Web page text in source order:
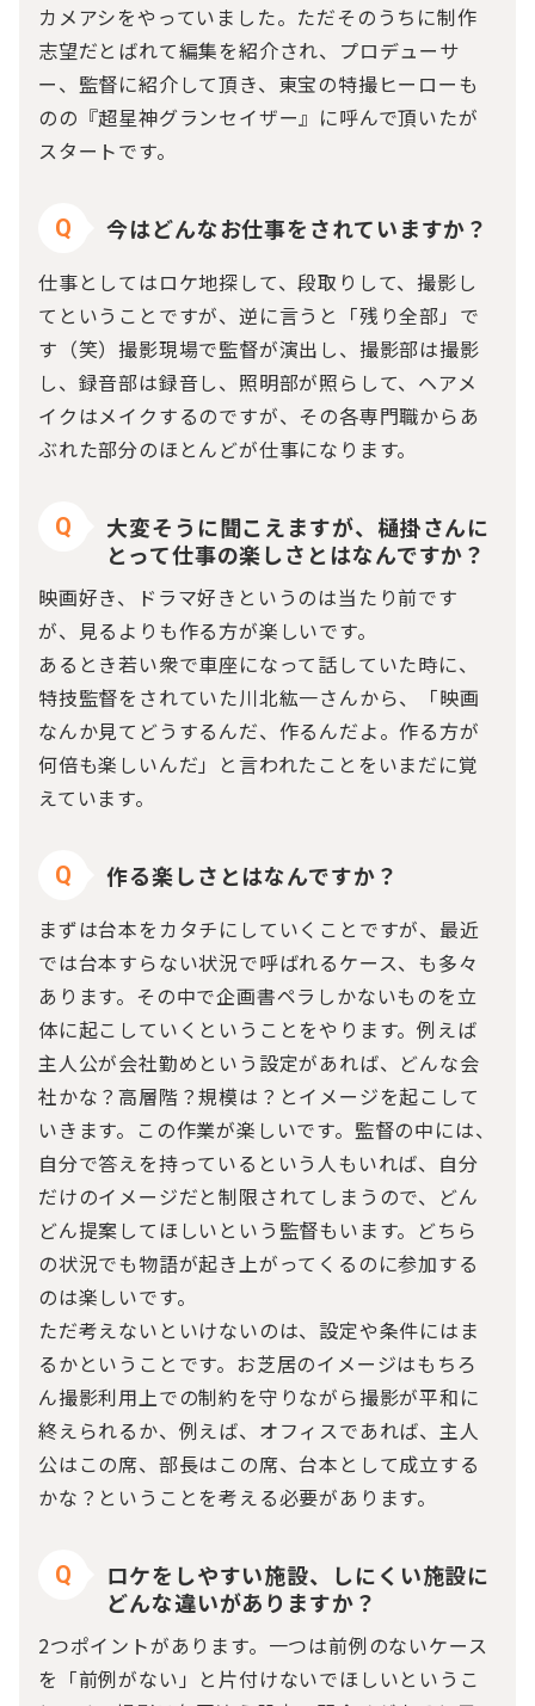
カメアシをやっていました。ただそのうちに制作
志望だとばれて編集を紹介され、プロデューサ
ー、監督に紹介して頂き、東宝の特撮ヒーローも
のの『超星神グランセイザー』に呼んで頂いたが
スタートです。
Q 今はどんなお仕事をされていますか？
仕事としてはロケ地探して、段取りして、撮影し
てということですが、逆に言うと「残り全部」で
す（笑）撮影現場で監督が演出し、撮影部は撮影
し、録音部は録音し、照明部が照らして、ヘアメ
イクはメイクするのですが、その各専門職からあ
ぶれた部分のほとんどが仕事になります。
Q
大変そうに聞こえますが、樋掛さんに
とって仕事の楽しさとはなんですか？
映画好き、ドラマ好きというのは当たり前です
が、見るよりも作る方が楽しいです。
あるとき若い衆で車座になって話していた時に、
特技監督をされていた川北紘一さんから、「映画
なんか見てどうするんだ、作るんだよ。作る方が
何倍も楽しいんだ」と言われたことをいまだに覚
えています。
Q 作る楽しさとはなんですか？
まずは台本をカタチにしていくことですが、最近
では台本すらない状況で呼ばれるケース、も多々
あります。その中で企画書ペラしかないものを立
体に起こしていくということをやります。例えば
主人公が会社勤めという設定があれば、どんな会
社かな？高層階？規模は？とイメージを起こして
いきます。この作業が楽しいです。監督の中には、
自分で答えを持っているという人もいれば、自分
だけのイメージだと制限されてしまうので、どん
どん提案してほしいという監督もいます。どちら
の状況でも物語が起き上がってくるのに参加する
のは楽しいです。
ただ考えないといけないのは、設定や条件にはま
るかということです。お芝居のイメージはもちろ
ん撮影利用上での制約を守りながら撮影が平和に
終えられるか、例えば、オフィスであれば、主人
公はこの席、部長はこの席、台本として成立する
かな？ということを考える必要があります。
Q
ロケをしやすい施設、しにくい施設に
どんな違いがありますか？
2つポイントがあります。一つは前例のないケース
を「前例がない」と片付けないでほしいというこ